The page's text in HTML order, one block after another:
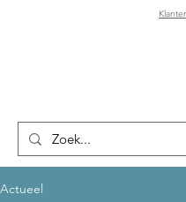
Actueel